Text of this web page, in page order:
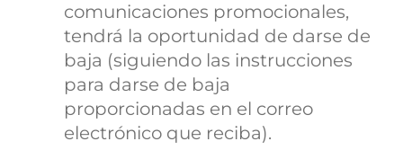
comunicaciones promocionales,
tendrá la oportunidad de darse de
baja (siguiendo las instrucciones
para darse de baja
proporcionadas en el correo
electrónico que reciba).